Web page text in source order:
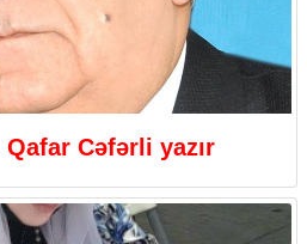
Qafar Cəfərli yazır